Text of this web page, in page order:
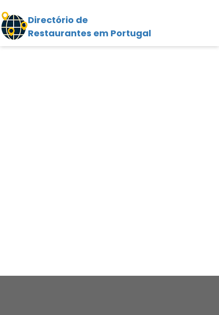
Directório de
Restaurantes em Portugal